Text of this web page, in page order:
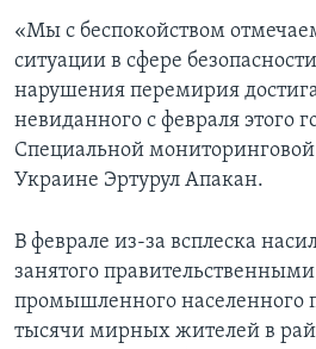
«Мы с беспокойством
ситуации в сфере
нарушения перемирия
невиданного с февраля этого
Специальной
Украине Эртурул Апакан.
В феврале из-за всплеска
занятого
промышленного населенного
тысячи мирных жителей в